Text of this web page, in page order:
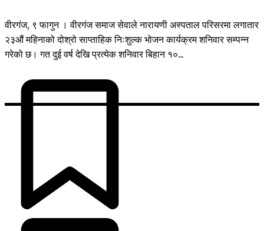
वीरगंज, ९ फागुन । वीरगंज समाज सेवाले नारायणी अस्पताल परिसरमा लगातार
२३औं महिनाको दोश्रो साप्ताहिक निःशुल्क भोजन कार्यक्रम शनिवार सम्पन्न
गरेको छ। गत दुई वर्ष देखि प्रत्येक शनिवार बिहान १०...